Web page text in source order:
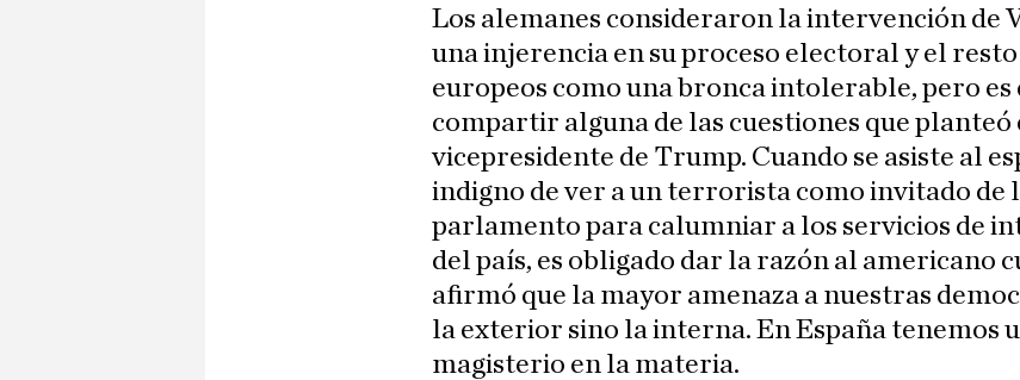
Los alemanes consideraron la intervención de
una injerencia en su proceso electoral y el resto
europeos como una bronca intolerable, pero
compartir alguna de las cuestiones que planteó
vicepresidente de Trump. Cuando se asiste al
indigno de ver a un terrorista como invitado de
parlamento para calumniar a los servicios de
del país, es obligado dar la razón al americano
afirmó que la mayor amenaza a nuestras
la exterior sino la interna. En España tenemos
magisterio en la materia.